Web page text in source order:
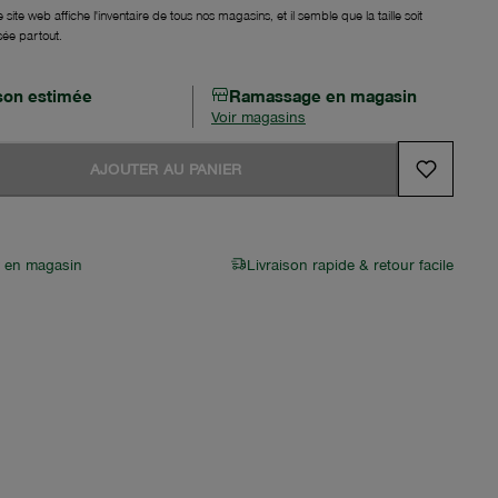
site web affiche l'inventaire de tous nos magasins, et il semble que la taille soit
partout.
estimée Ramassage en magasin
Voir magasins
AJOUTER AU PANIER
en magasin Livraison rapide & retour facile